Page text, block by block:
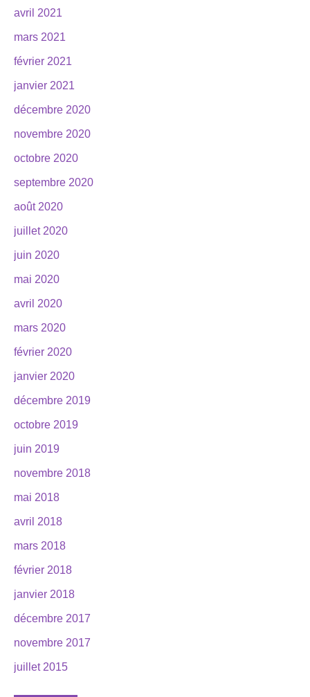
avril 2021
mars 2021
février 2021
janvier 2021
décembre 2020
novembre 2020
octobre 2020
septembre 2020
août 2020
juillet 2020
juin 2020
mai 2020
avril 2020
mars 2020
février 2020
janvier 2020
décembre 2019
octobre 2019
juin 2019
novembre 2018
mai 2018
avril 2018
mars 2018
février 2018
janvier 2018
décembre 2017
novembre 2017
juillet 2015